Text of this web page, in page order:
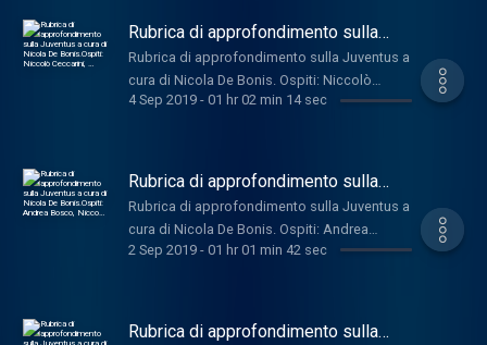
Rubrica di approfondimento sulla
Juventus a cura di Nicola De
Bonis.Ospiti: Niccolò Ceccarini, …
Rubrica di approfondimento sulla Juventus a
cura di Nicola De Bonis. Ospiti: Niccolò
Ceccarini, Fabio Rivera, Maurizio Paniz,
4 Sep 2019- 01 hr 02 min 14 sec
Rubrica di approfondimento sulla
Juventus a cura di Nicola De
Bonis.Ospiti: Andrea Bosco, Nicco…
Rubrica di approfondimento sulla Juventus a
cura di Nicola De Bonis. Ospiti: Andrea
Bosco, Niccolò Ceccarini, Massimo Pavan,
2 Sep 2019- 01 hr 01 min 42 sec
Rubrica di approfondimento sulla